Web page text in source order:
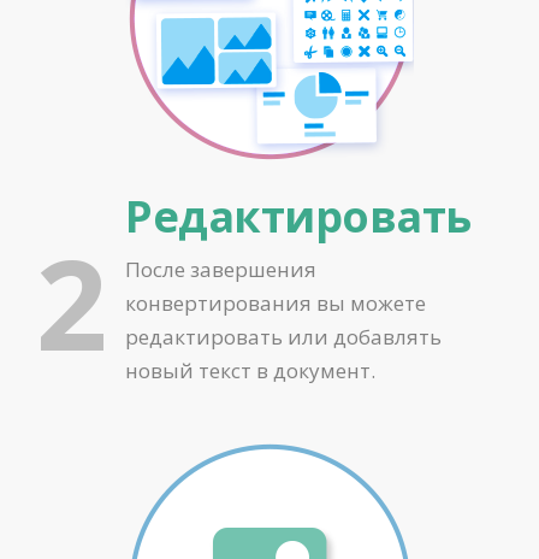
2 Редактировать
После завершения
конвертирования вы можете
редактировать или добавлять
новый текст в документ.